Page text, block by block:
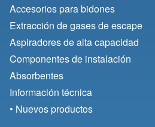
Accesorios para bidones
Extracción de gases de escape
Aspiradores de alta capacidad
Componentes de instalación
Absorbentes
Información técnica
• Nuevos productos